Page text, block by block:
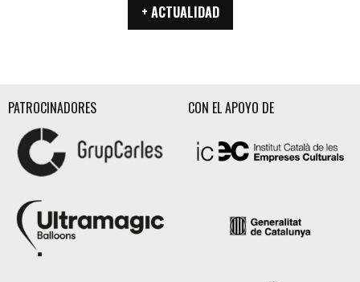
+ ACTUALIDAD
PATROCINADORES CON EL APOYO DE